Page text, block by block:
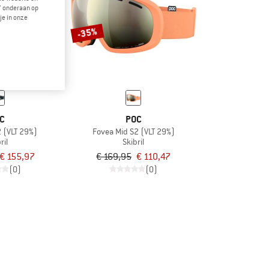
29%)
€ 155,97
(0)
-35%
POC
Fovea Mid S2 (VLT 29%)
Skibril
€ 169,95 € 110,47
(0)
onderaan op
in onze